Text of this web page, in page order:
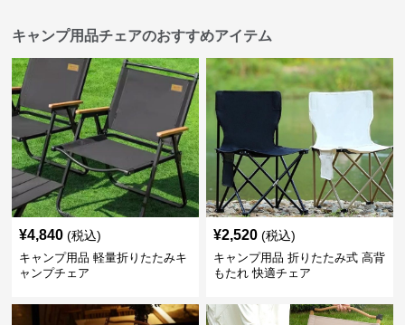
キャンプ用品チェアのおすすめアイテム
¥4,840 (税込)
キャンプ用品 軽量折りたたみキ
ャンプチェア
¥2,520 (税込)
キャンプ用品 折りたたみ式 高背
もたれ 快適チェア